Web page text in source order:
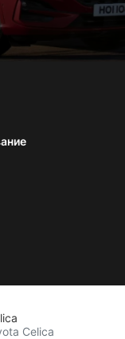
Celica